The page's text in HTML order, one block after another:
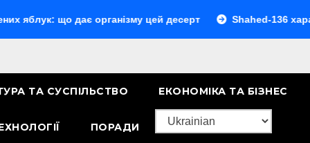
що дає організму цей десерт Shahed-136
ТА СУСПІЛЬСТВО ЕКОНОМІКА ТА БІЗНЕС
ПОРАДИ